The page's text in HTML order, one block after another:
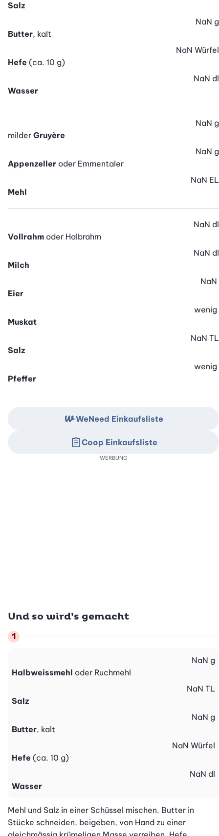
Salz
Butter, kalt
NaN g
Hefe (ca. 10 g)
NaN Würfel
Wasser
NaN dl
milder Gruyère
NaN g
Appenzeller oder Emmentaler
NaN g
Mehl
NaN EL
Vollrahm oder Halbrahm
NaN dl
Milch
NaN dl
Eier
NaN
Muskat
wenig
Salz
NaN TL
Pfeffer
wenig
Und so wird’s gemacht
Halbweissmehl oder Ruchmehl
NaN g
Salz
NaN TL
Butter, kalt
NaN g
Hefe (ca. 10 g)
NaN Würfel
Wasser
NaN dl
Mehl und Salz in einer Schüssel mischen. Butter in
Stücke schneiden, beigeben, von Hand zu einer
WeNeed Einkaufsliste
Coop Einkaufsliste
WERBUNG